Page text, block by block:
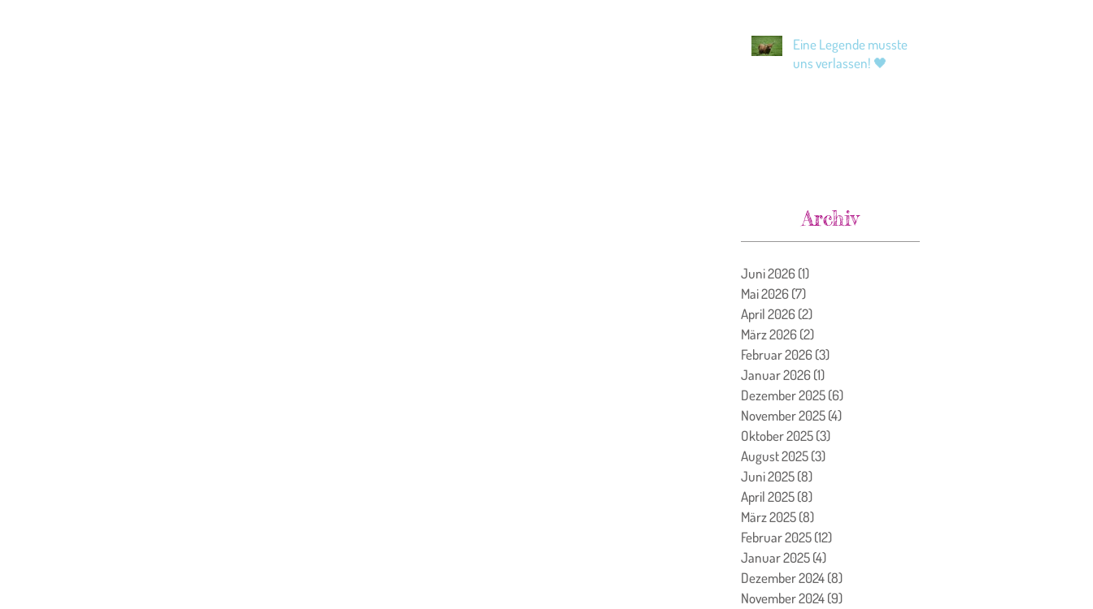
Eine Legende musste
uns verlassen! 🖤
Archiv
Juni 2026(1)
Mai 2026(7)
April 2026(2)
März 2026(2)
Februar 2026(3)
Januar 2026(1)
Dezember 2025(6)
November 2025(4)
Oktober 2025(3)
August 2025(3)
Juni 2025(8)
April 2025(8)
März 2025(8)
Februar 2025(12)
Januar 2025(4)
Dezember 2024(8)
November 2024(9)